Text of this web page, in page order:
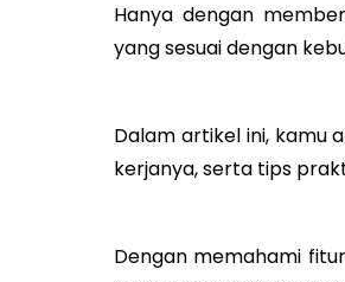
Hanya dengan
yang sesuai dengan
Dalam artikel ini, kamu
kerjanya, serta tips
Dengan memahami